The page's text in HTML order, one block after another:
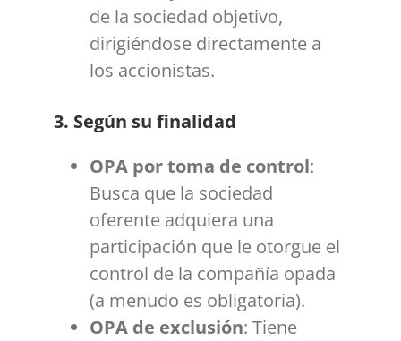
de la sociedad objetivo,
dirigiéndose directamente a
los accionistas.
3. Según su finalidad
OPA por toma de control:
Busca que la sociedad
oferente adquiera una
participación que le otorgue el
control de la compañía opada
(a menudo es obligatoria).
OPA de exclusión: Tiene